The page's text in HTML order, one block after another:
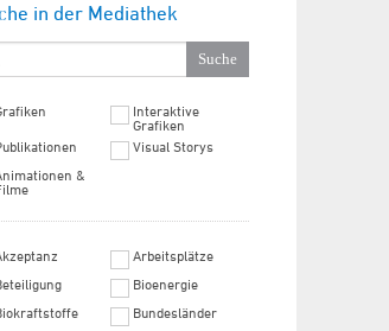
in der Mediathek
Interaktive
Grafiken
Visual Storys
&
Arbeitsplätze
Bioenergie
Bundesländer